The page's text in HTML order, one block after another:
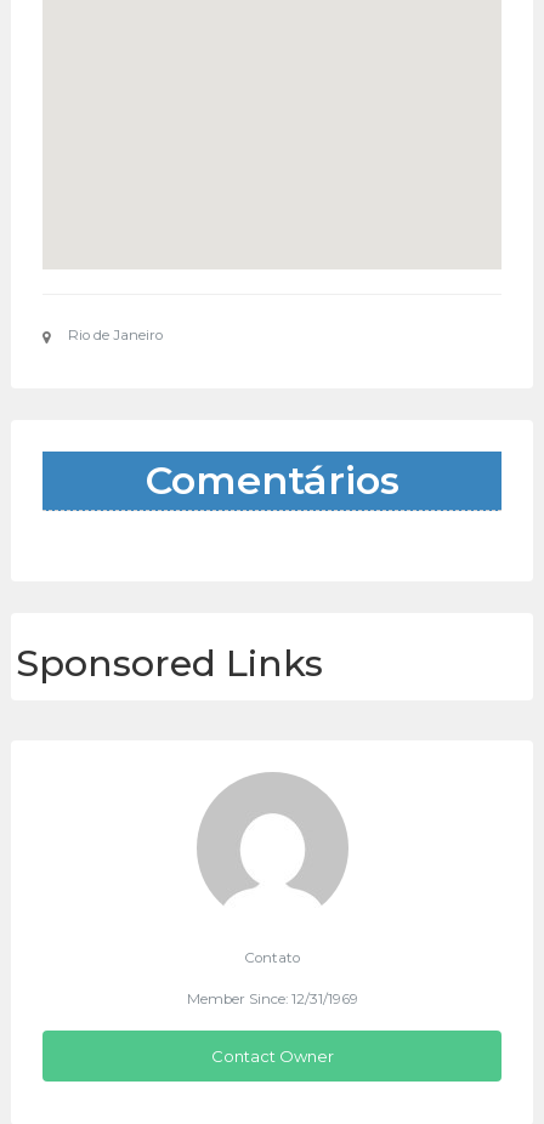
Rio de Janeiro
Comentários
Sponsored Links
Contato
Member Since: 12/31/1969
Contact Owner